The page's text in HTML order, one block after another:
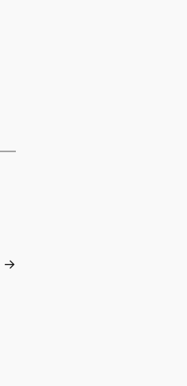
→